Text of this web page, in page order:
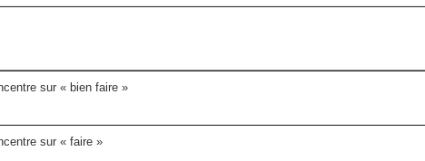
sur « bien faire »
sur « faire »